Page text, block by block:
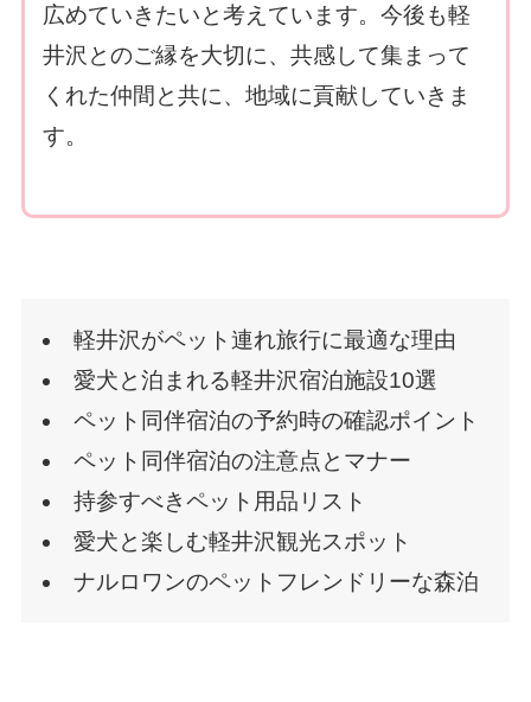
広めていきたいと考えています。今後も軽
井沢とのご縁を大切に、共感して集まって
くれた仲間と共に、地域に貢献していきま
す。
軽井沢がペット連れ旅行に最適な理由
愛犬と泊まれる軽井沢宿泊施設10選
ペット同伴宿泊の予約時の確認ポイント
ペット同伴宿泊の注意点とマナー
持参すべきペット用品リスト
愛犬と楽しむ軽井沢観光スポット
ナルロワンのペットフレンドリーな森泊